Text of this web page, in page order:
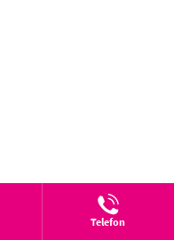
Telefon